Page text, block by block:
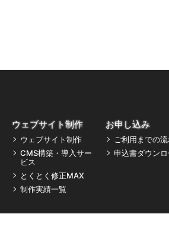
ウェブサイト制作
ウェブサイト制作
CMS構築・導入サー
ビス
とくとく修正MAX
制作実績一覧
お申し込み
ご利用までの
申込書ダウン